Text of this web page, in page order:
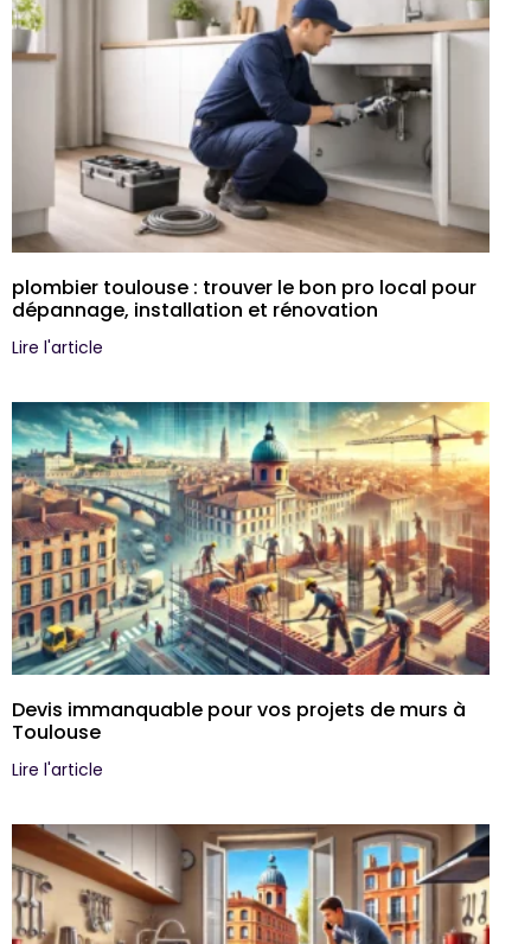
plombier toulouse : trouver le bon pro local pour
dépannage, installation et rénovation
Lire l'article
Devis immanquable pour vos projets de murs à
Toulouse
Lire l'article